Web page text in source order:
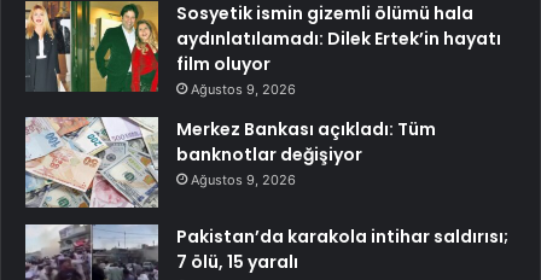
Sosyetik ismin gizemli ölümü hala
aydınlatılamadı: Dilek Ertek’in hayatı
film oluyor
Ağustos 9, 2026
Merkez Bankası açıkladı: Tüm
banknotlar değişiyor
Ağustos 9, 2026
Pakistan’da karakola intihar saldırısı;
7 ölü, 15 yaralı